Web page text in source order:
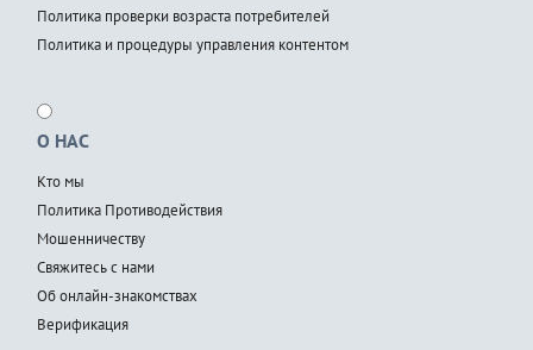
Политика проверки возраста потребителей
Политика и процедуры управления контентом
О НАС
Кто мы
Политика Противодействия
Мошенничеству
Свяжитесь с нами
Об онлайн-знакомствах
Верификация